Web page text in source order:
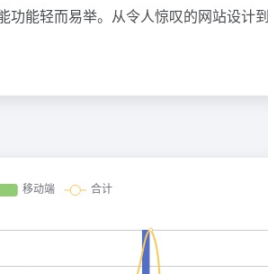
能轻而易举。从令人惊叹的网站设计